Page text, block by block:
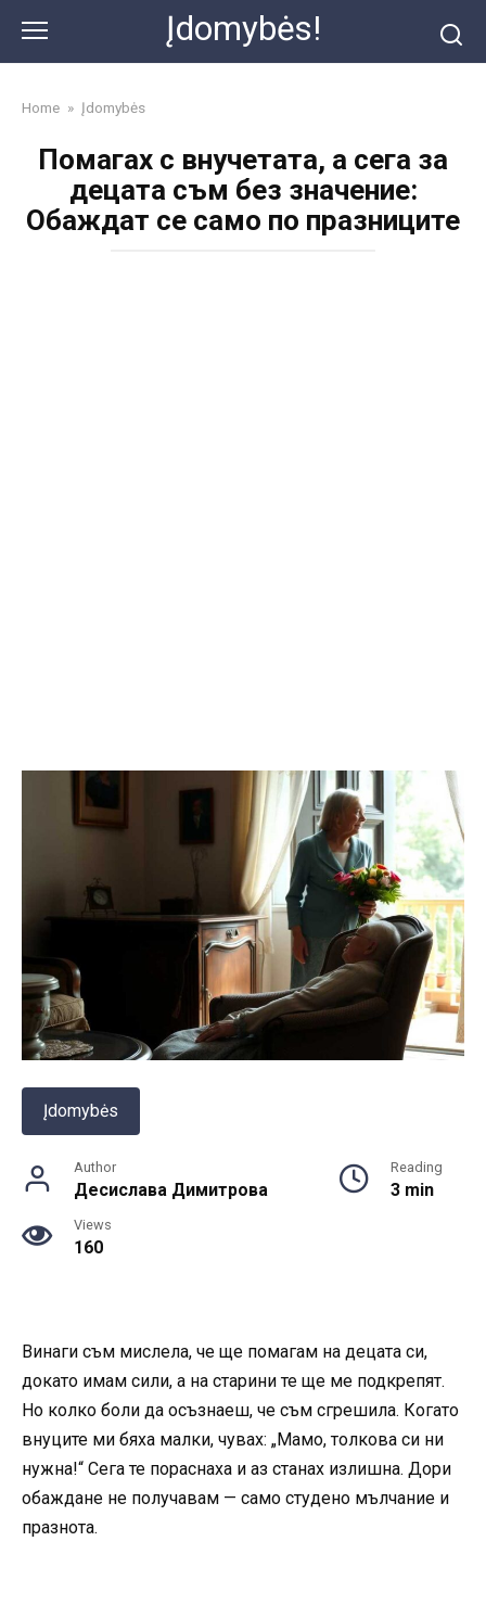
content
Įdomybės!
Home » Įdomybės
Помагах с внучетата, а сега за
децата съм без значение:
Обаждат се само по празниците
Įdomybės
Author
Десислава Димитрова
Reading
3 min
Views
160
Винаги съм мислела, че ще помагам на децата си,
докато имам сили, а на старини те ще ме подкрепят.
Но колко боли да осъзнаеш, че съм сгрешила. Когато
внуците ми бяха малки, чувах: „Мамо, толкова си ни
нужна!“ Сега те пораснаха и аз станах излишна. Дори
обаждане не получавам — само студено мълчание и
празнота.